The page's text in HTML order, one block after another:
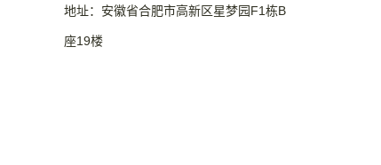
地址：安徽省合肥市高新区星梦园F1栋B
座19楼